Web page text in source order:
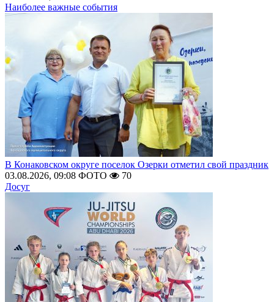
Наиболее важные события
В Конаковском округе поселок Озерки отметил свой праздник
03.08.2026, 09:08 ФОТО
70
Досуг